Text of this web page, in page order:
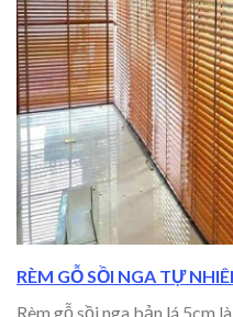
RÈM GỖ SỒI NGA TỰ
Rèm gỗ sồi nga bản lá 5cm